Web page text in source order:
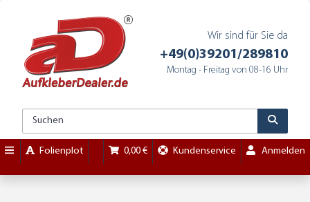
Wir sind für Sie da
+49(0)39201/289810
Montag - Freitag von 08-16 Uhr
Folienplot 0,00 € Kundenservice Anmelden